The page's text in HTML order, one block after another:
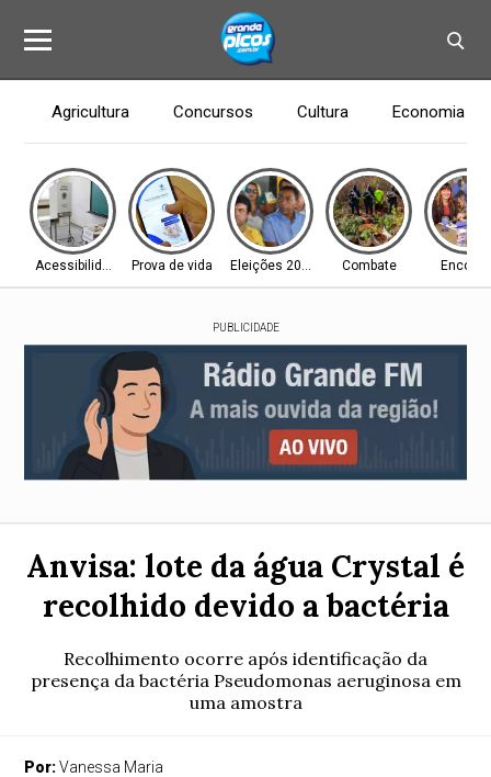
Agricultura Concursos Cultura Economia
Acessibilidade Prova de vida Eleições 2026 Combate
PUBLICIDADE
Anvisa: lote da água Crystal é
recolhido devido a bactéria
Recolhimento ocorre após identificação da
presença da bactéria Pseudomonas aeruginosa em
uma amostra
Por:Vanessa Maria